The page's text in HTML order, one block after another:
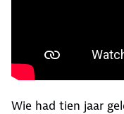
Wie had tien jaar